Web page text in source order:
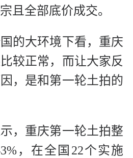
且全部底价成交。
的大环境下看，重庆
较正常，而让大家反
，是和第一轮土拍的
，重庆第一轮土拍整
，在全国22个实施